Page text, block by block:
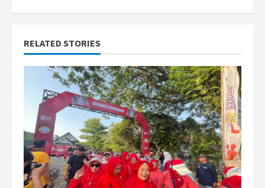
u
e
a
d
RELATED STORIES